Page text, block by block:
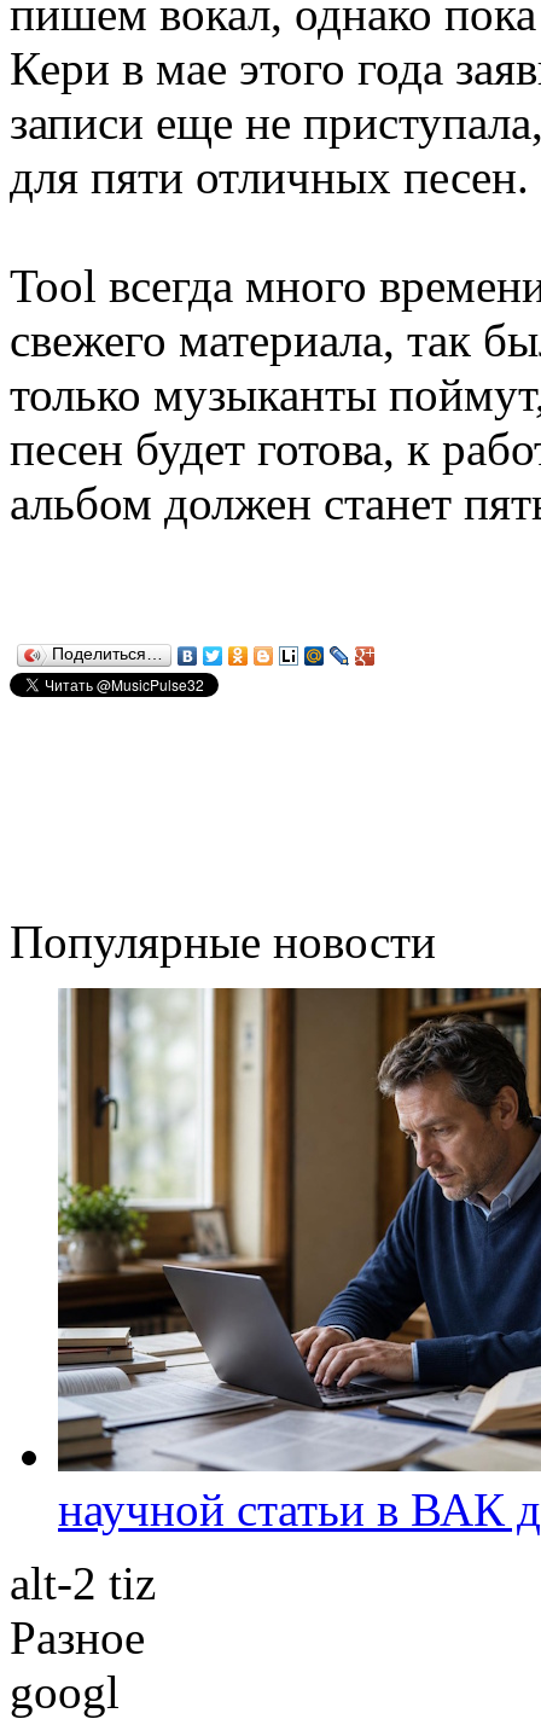
пишем вокал, однако
Кери в мае этого года
записи еще не
для пяти отличных песен.
Tool всегда много
свежего материала, так
только музыканты
песен будет готова, к
альбом должен станет
Поделиться…
Популярные новости
научной статьи в ВАК
alt-2 tiz
Разное
googl